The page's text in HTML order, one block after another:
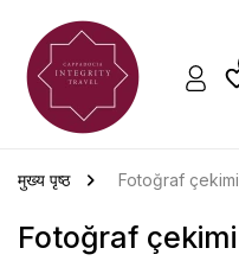
मुख्य पृष्ठ Fotoğraf çekimi
Fotoğraf çekimi